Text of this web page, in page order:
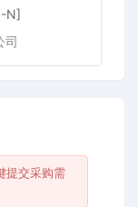
N]
司
提交采购需